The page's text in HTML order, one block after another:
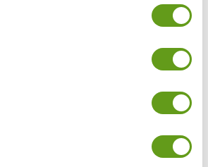
ontstonden oxiden en